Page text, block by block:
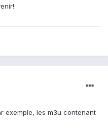
exemple, les m3u contenant